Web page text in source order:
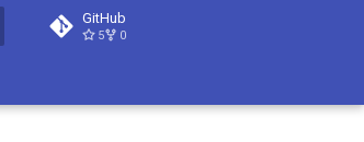
GitHub
5 0